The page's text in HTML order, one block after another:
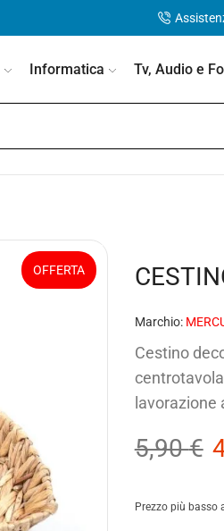
Informatica Tv, Audio e
OFFERTA
Marchio:
Cestino
5,90€
Prezzo più basso